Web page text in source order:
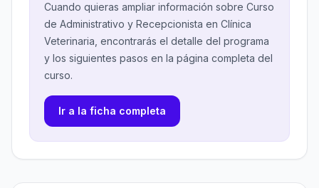
Cuando quieras ampliar información sobre Curso
de Administrativo y Recepcionista en Clínica
Veterinaria, encontrarás el detalle del programa
y los siguientes pasos en la página completa del
curso.
Ir a la ficha completa